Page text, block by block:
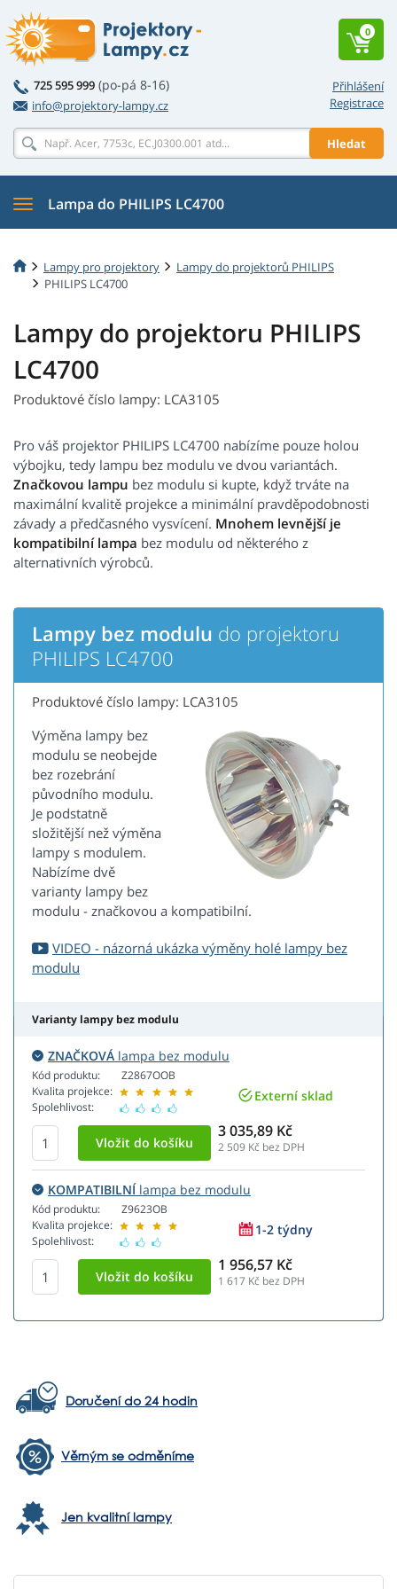
Přihlášení
Registrace
725 595 999 (po-pá 8-16)
info@projektory-lampy.cz
Hledat
0
Lampa do PHILIPS LC4700
Lampy pro projektory
Lampy do projektorů PHILIPS
PHILIPS LC4700
Lampy do projektoru PHILIPS
LC4700
Produktové číslo lampy: LCA3105
Pro váš projektor PHILIPS LC4700 nabízíme pouze holou
výbojku, tedy lampu bez modulu ve dvou variantách.
Značkovou lampu bez modulu si kupte, když trváte na
maximální kvalitě projekce a minimální pravděpodobnosti
závady a předčasného vysvícení. Mnohem levnější je
kompatibilní lampa bez modulu od některého z
alternativních výrobců.
Lampy bez modulu do projektoru
PHILIPS LC4700
Produktové číslo lampy: LCA3105
Výměna lampy bez
modulu se neobejde
bez rozebrání
původního modulu.
Je podstatně
složitější než výměna
lampy s modulem.
Nabízíme dvě
varianty lampy bez
modulu - značkovou a kompatibilní.
VIDEO - názorná ukázka výměny holé lampy bez
modulu
Varianty lampy bez modulu
ZNAČKOVÁ lampa bez modulu
Kód produktu:
Kvalita projekce:
Spolehlivost:
Z2867OOB
Externí sklad
3 035,89 Kč
2 509 Kč bez DPH
KOMPATIBILNÍlampa bez modulu
Kód produktu:
Kvalita projekce:
Spolehlivost:
Z9623OB
1-2 týdny
1 956,57 Kč
1 617 Kč bez DPH
Doručení do 24 hodin
Věrným se odměníme
Jen kvalitní lampy